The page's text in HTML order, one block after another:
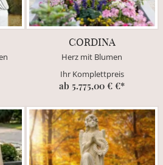
CORDINA
Herz mit Blumen
Ihr Komplettpreis
ab 5.775,00 € €*